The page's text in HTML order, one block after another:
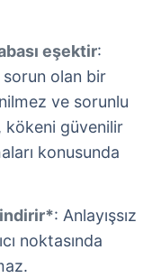
eşektir:
olan bir
ve sorunlu
kökeni güvenilir
konusunda
indirir*: Anlayışsız
noktasında